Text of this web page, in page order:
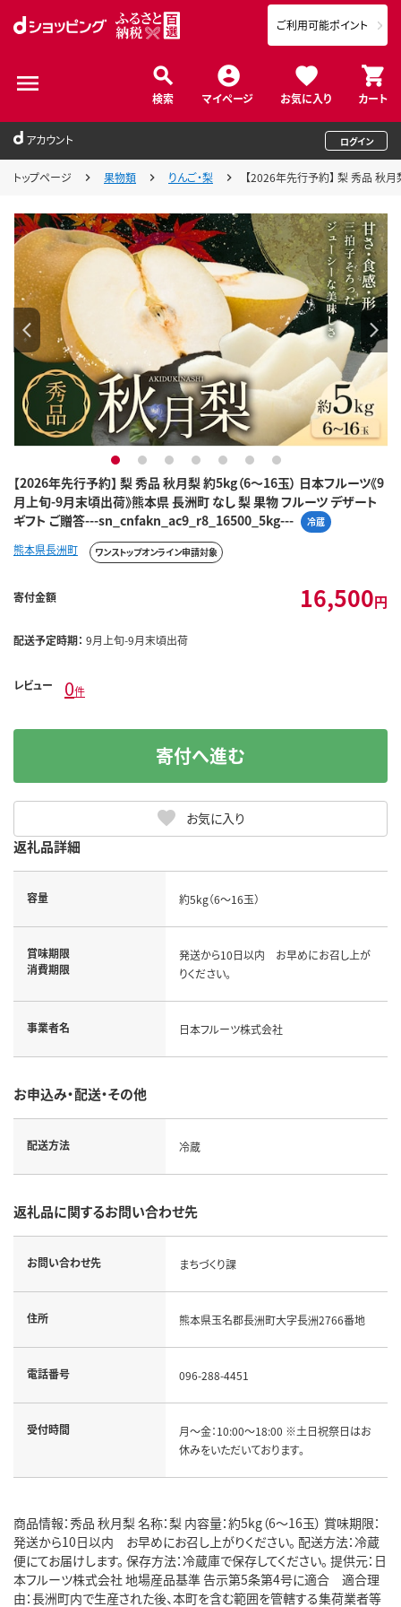
検索 マイページ お気に入り カート
ご利用可能ポイント
アカウント ログイン
トップページ 果物類 りんご・梨 【2026年先行予約】 梨 秀品 秋
【2026年先行予約】 梨 秀品 秋月梨 約5kg（6～16玉） 日本フルーツ《9
月上旬-9月末頃出荷》熊本県 長洲町 なし 梨 果物 フルーツ デザート
ギフト ご贈答---sn_cnfakn_ac9_r8_16500_5kg---
冷蔵
1 2 3 4 5 6 7
熊本県長洲町 ワンストップオンライン申請対象
寄付金額 16,500円
配送予定時期： 9月上旬-9月末頃出荷
レビュー 0件
お気に入り
寄付へ進む
返礼品詳細
容量 約5kg（6～16玉）
賞味期限
消費期限
発送から10日以内 お早めにお召し上が
りください。
事業者名 日本フルーツ株式会社
お申込み・配送・その他
配送方法 冷蔵
返礼品に関するお問い合わせ先
お問い合わせ先 まちづくり課
住所 熊本県玉名郡長洲町大字長洲2766番地
電話番号 096-288-4451
受付時間
月～金：10:00～18:00 ※土日祝祭日はお
休みをいただいております。
商品情報：秀品 秋月梨 名称：梨 内容量：約5kg（6～16玉） 賞味期限：
発送から10日以内 お早めにお召し上がりください。 配送方法：冷蔵
便にてお届けします。 保存方法：冷蔵庫で保存してください。 提供元：日
本フルーツ株式会社 地場産品基準 告示第5条第4号に適合 適合理
由：長洲町内で生産された後、本町を含む範囲を管轄する集荷業者等